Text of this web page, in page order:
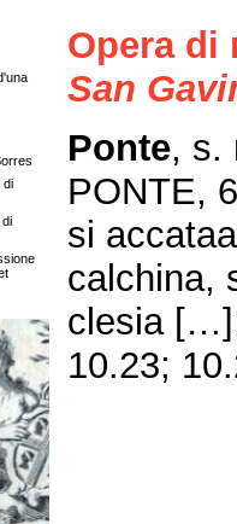
di
di
Opera
San
Ponte, s.
PONTE,
si
calchina,
clesia
10.23;